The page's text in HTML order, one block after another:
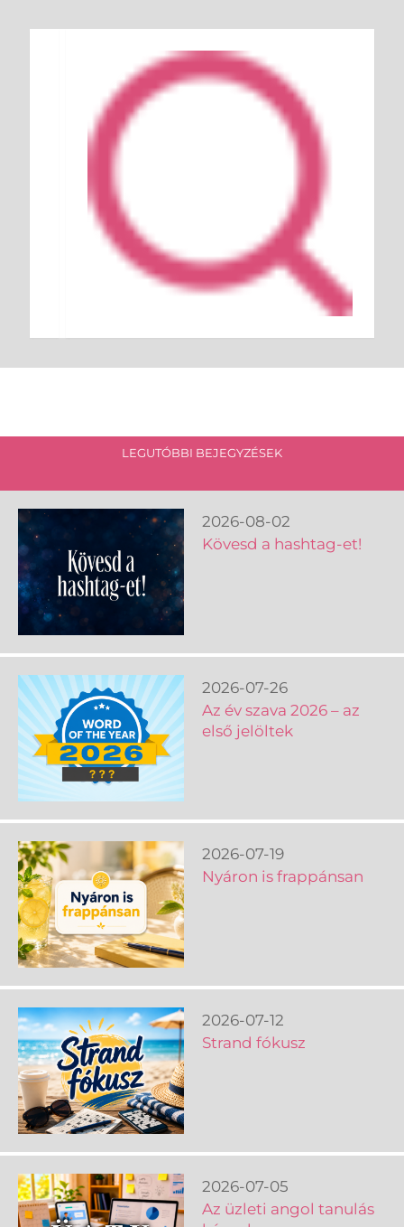
LEGUTÓBBI BEJEGYZÉSEK
2026-08-02
Kövesd a hashtag-et!
2026-07-26
Az év szava 2026 – az
első jelöltek
2026-07-19
Nyáron is frappánsan
2026-07-12
Strand fókusz
2026-07-05
Az üzleti angol tanulás